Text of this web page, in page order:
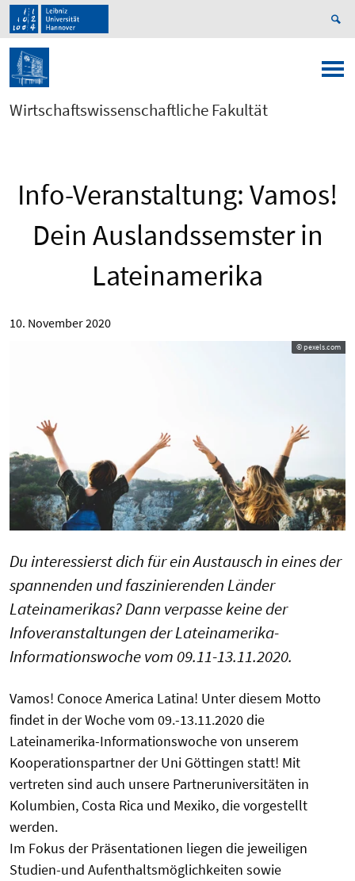
Wirtschaftswissenschaftliche Fakultät
Info-Veranstaltung: Vamos!
Dein Auslandssemster in
Lateinamerika
10. November 2020
© pexels.com
Du interessierst dich für ein Austausch in eines der
spannenden und faszinierenden Länder
Lateinamerikas? Dann verpasse keine der
Infoveranstaltungen der Lateinamerika-
Informationswoche vom 09.11-13.11.2020.
Vamos! Conoce America Latina! Unter diesem Motto
findet in der Woche vom 09.-13.11.2020 die
Lateinamerika-Informationswoche von unserem
Kooperationspartner der Uni Göttingen statt! Mit
vertreten sind auch unsere Partneruniversitäten in
Kolumbien, Costa Rica und Mexiko, die vorgestellt
werden.
Im Fokus der Präsentationen liegen die jeweiligen
Studien-und Aufenthaltsmöglichkeiten sowie